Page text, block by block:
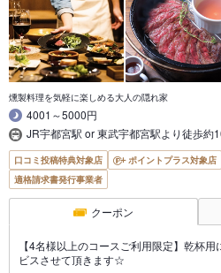
燻製料理を気軽に楽しめる大人の隠れ家
4001～5000円
JR宇都宮駅 or 東武宇都宮駅より徒歩約
口コミ投稿特典対象店 ポイントプラス対象店
適格請求書発行事業者
クーポン
【4名様以上のコースご利用限定】乾杯
ビスさせて頂きます☆